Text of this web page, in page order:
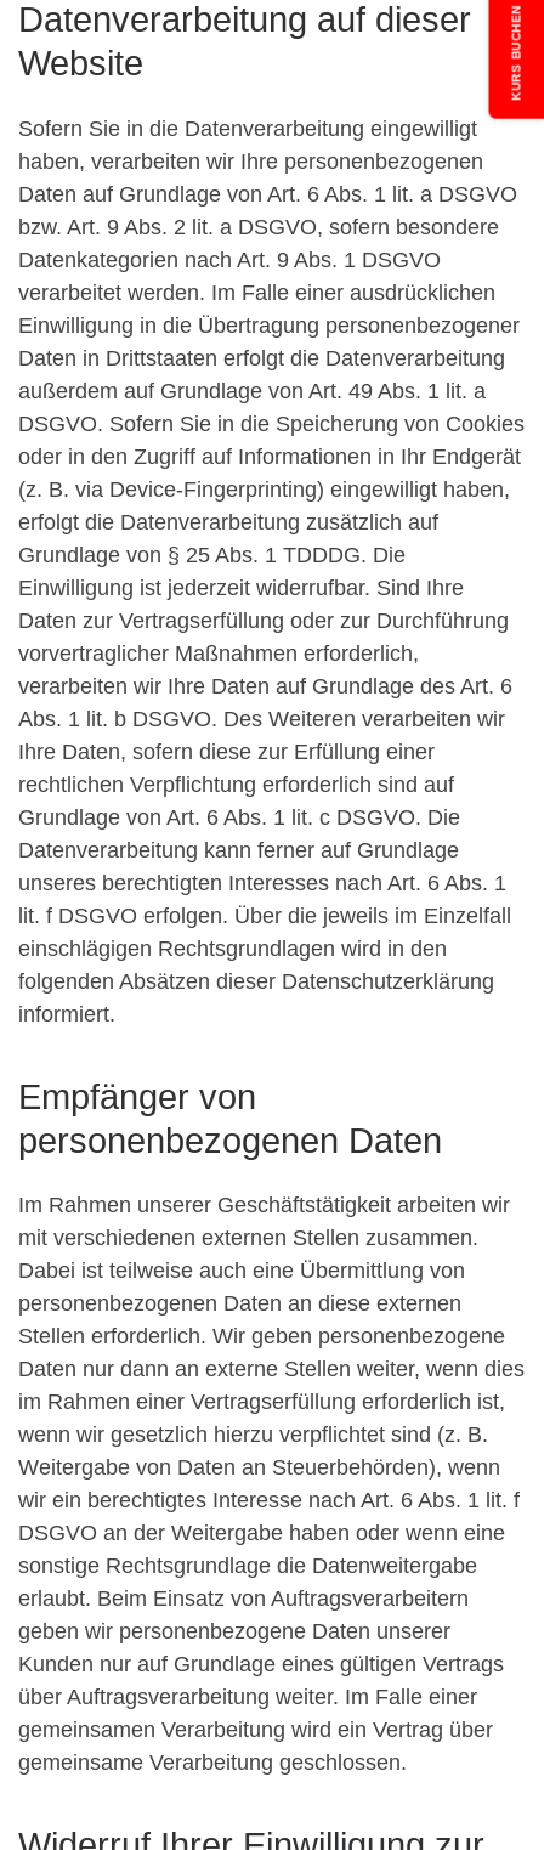
Datenverarbeitung auf dieser
Website
Sofern Sie in die Datenverarbeitung eingewilligt
haben, verarbeiten wir Ihre personenbezogenen
Daten auf Grundlage von Art. 6 Abs. 1 lit. a DSGVO
bzw. Art. 9 Abs. 2 lit. a DSGVO, sofern besondere
Datenkategorien nach Art. 9 Abs. 1 DSGVO
verarbeitet werden. Im Falle einer ausdrücklichen
Einwilligung in die Übertragung personenbezogener
Daten in Drittstaaten erfolgt die Datenverarbeitung
außerdem auf Grundlage von Art. 49 Abs. 1 lit. a
DSGVO. Sofern Sie in die Speicherung von Cookies
oder in den Zugriff auf Informationen in Ihr Endgerät
(z. B. via Device-Fingerprinting) eingewilligt haben,
erfolgt die Datenverarbeitung zusätzlich auf
Grundlage von § 25 Abs. 1 TDDDG. Die
Einwilligung ist jederzeit widerrufbar. Sind Ihre
Daten zur Vertragserfüllung oder zur Durchführung
vorvertraglicher Maßnahmen erforderlich,
verarbeiten wir Ihre Daten auf Grundlage des Art. 6
Abs. 1 lit. b DSGVO. Des Weiteren verarbeiten wir
Ihre Daten, sofern diese zur Erfüllung einer
rechtlichen Verpflichtung erforderlich sind auf
Grundlage von Art. 6 Abs. 1 lit. c DSGVO. Die
Datenverarbeitung kann ferner auf Grundlage
unseres berechtigten Interesses nach Art. 6 Abs. 1
lit. f DSGVO erfolgen. Über die jeweils im Einzelfall
einschlägigen Rechtsgrundlagen wird in den
folgenden Absätzen dieser Datenschutzerklärung
informiert.
Empfänger von
personenbezogenen Daten
Im Rahmen unserer Geschäftstätigkeit arbeiten wir
mit verschiedenen externen Stellen zusammen.
Dabei ist teilweise auch eine Übermittlung von
personenbezogenen Daten an diese externen
Stellen erforderlich. Wir geben personenbezogene
Daten nur dann an externe Stellen weiter, wenn dies
im Rahmen einer Vertragserfüllung erforderlich ist,
wenn wir gesetzlich hierzu verpflichtet sind (z. B.
Weitergabe von Daten an Steuerbehörden), wenn
wir ein berechtigtes Interesse nach Art. 6 Abs. 1 lit. f
DSGVO an der Weitergabe haben oder wenn eine
sonstige Rechtsgrundlage die Datenweitergabe
erlaubt. Beim Einsatz von Auftragsverarbeitern
geben wir personenbezogene Daten unserer
Kunden nur auf Grundlage eines gültigen Vertrags
über Auftragsverarbeitung weiter. Im Falle einer
gemeinsamen Verarbeitung wird ein Vertrag über
gemeinsame Verarbeitung geschlossen.
KURS BUCHEN